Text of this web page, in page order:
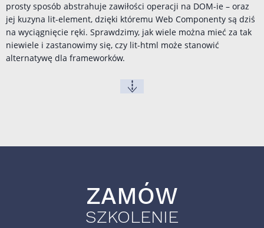
prosty sposób abstrahuje zawiłości operacji na DOM-ie – oraz
jej kuzyna lit-element, dzięki któremu Web Componenty są dziś
na wyciągnięcie ręki. Sprawdzimy, jak wiele można mieć za tak
niewiele i zastanowimy się, czy lit-html może stanowić
alternatywę dla frameworków.
ZAMÓW
SZKOLENIE